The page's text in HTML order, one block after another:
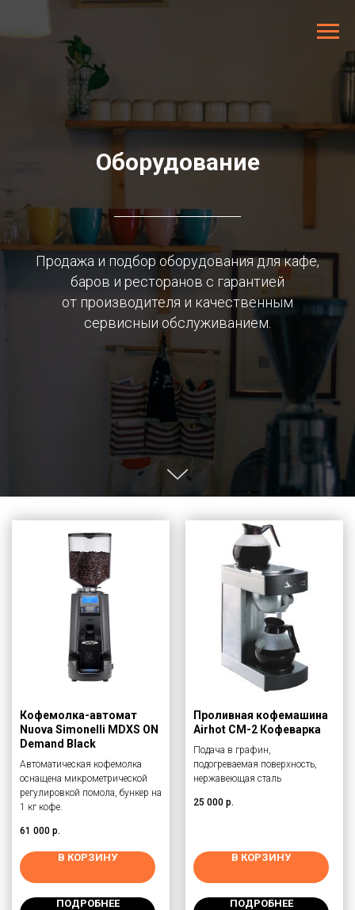
Оборудование
Продажа и подбор оборудования для кафе,
баров и ресторанов с гарантией
от производителя и качественным
сервисныи обслуживанием.
Кофемолка-автомат
Nuova Simonelli MDXS ON
Demand Black
Автоматическая кофемолка
оснащена микрометрической
регулировкой помола, бункер на
1 кг кофе.
61 000 р.
В КОРЗИНУ
ПОДРОБНЕЕ
Проливная кофемашина
Airhot CM-2 Кофеварка
Подача в графин,
подогреваемая поверхность,
нержавеющая сталь
25 000 р.
В КОРЗИНУ
ПОДРОБНЕЕ